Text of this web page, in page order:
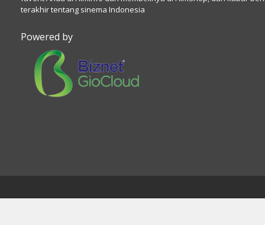
terakhir tentang sinema Indonesia
Powered by